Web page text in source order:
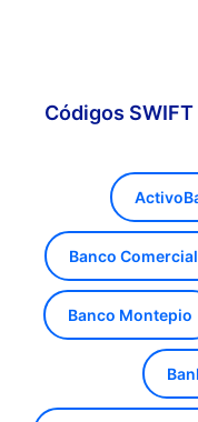
Códigos
Banco
Banco Montepio